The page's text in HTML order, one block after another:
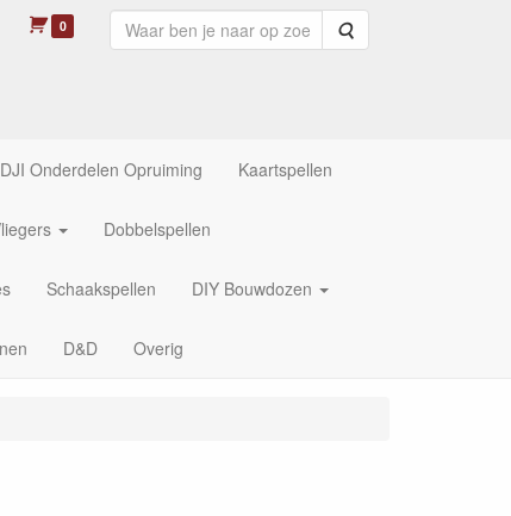
0 Zoeken
DJI Onderdelen Opruiming Kaartspellen
Dobbelspellen
Schaakspellen DIY Bouwdozen
D&D Overig